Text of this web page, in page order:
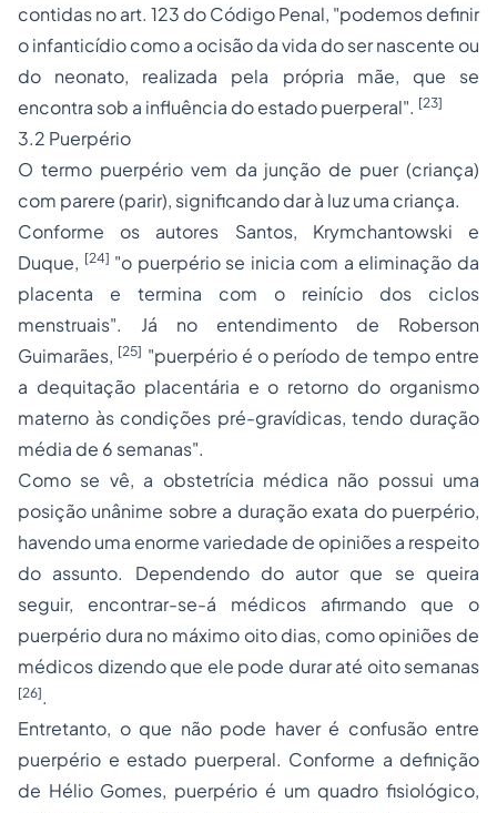
contidas no art. 123 do Código Penal, "podemos definir
o infanticídio como a ocisão da vida do ser nascente ou
do neonato, realizada pela própria mãe, que se
encontra sob a influência do estado puerperal". [23]
3.2 Puerpério
O termo puerpério vem da junção de puer(criança)
com parere(parir), significando dar à luz uma criança.
Conforme os autores Santos, Krymchantowski e
Duque, [24] "o puerpério se inicia com a eliminação da
placenta e termina com o reinício dos ciclos
menstruais". Já no entendimento de Roberson
Guimarães, [25] "puerpério é o período de tempo entre
a dequitação placentária e o retorno do organismo
materno às condições pré-gravídicas, tendo duração
média de 6 semanas".
Como se vê, a obstetrícia médica não possui uma
posição unânime sobre a duração exata do puerpério,
havendo uma enorme variedade de opiniões a respeito
do assunto. Dependendo do autor que se queira
seguir, encontrar-se-á médicos afirmando que o
puerpério dura no máximo oito dias, como opiniões de
médicos dizendo que ele pode durar até oito semanas
[26].
Entretanto, o que não pode haver é confusão entre
puerpério e estado puerperal. Conforme a definição
de Hélio Gomes, puerpério é um quadro fisiológico,